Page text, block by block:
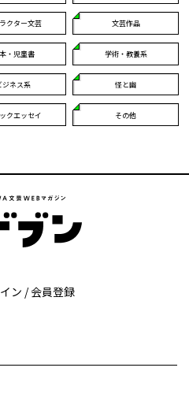
クター文芸 文芸作品
・児童書 学術・教養系
ジネス系 怪と幽
クエッセイ その他
ン / 会員登録